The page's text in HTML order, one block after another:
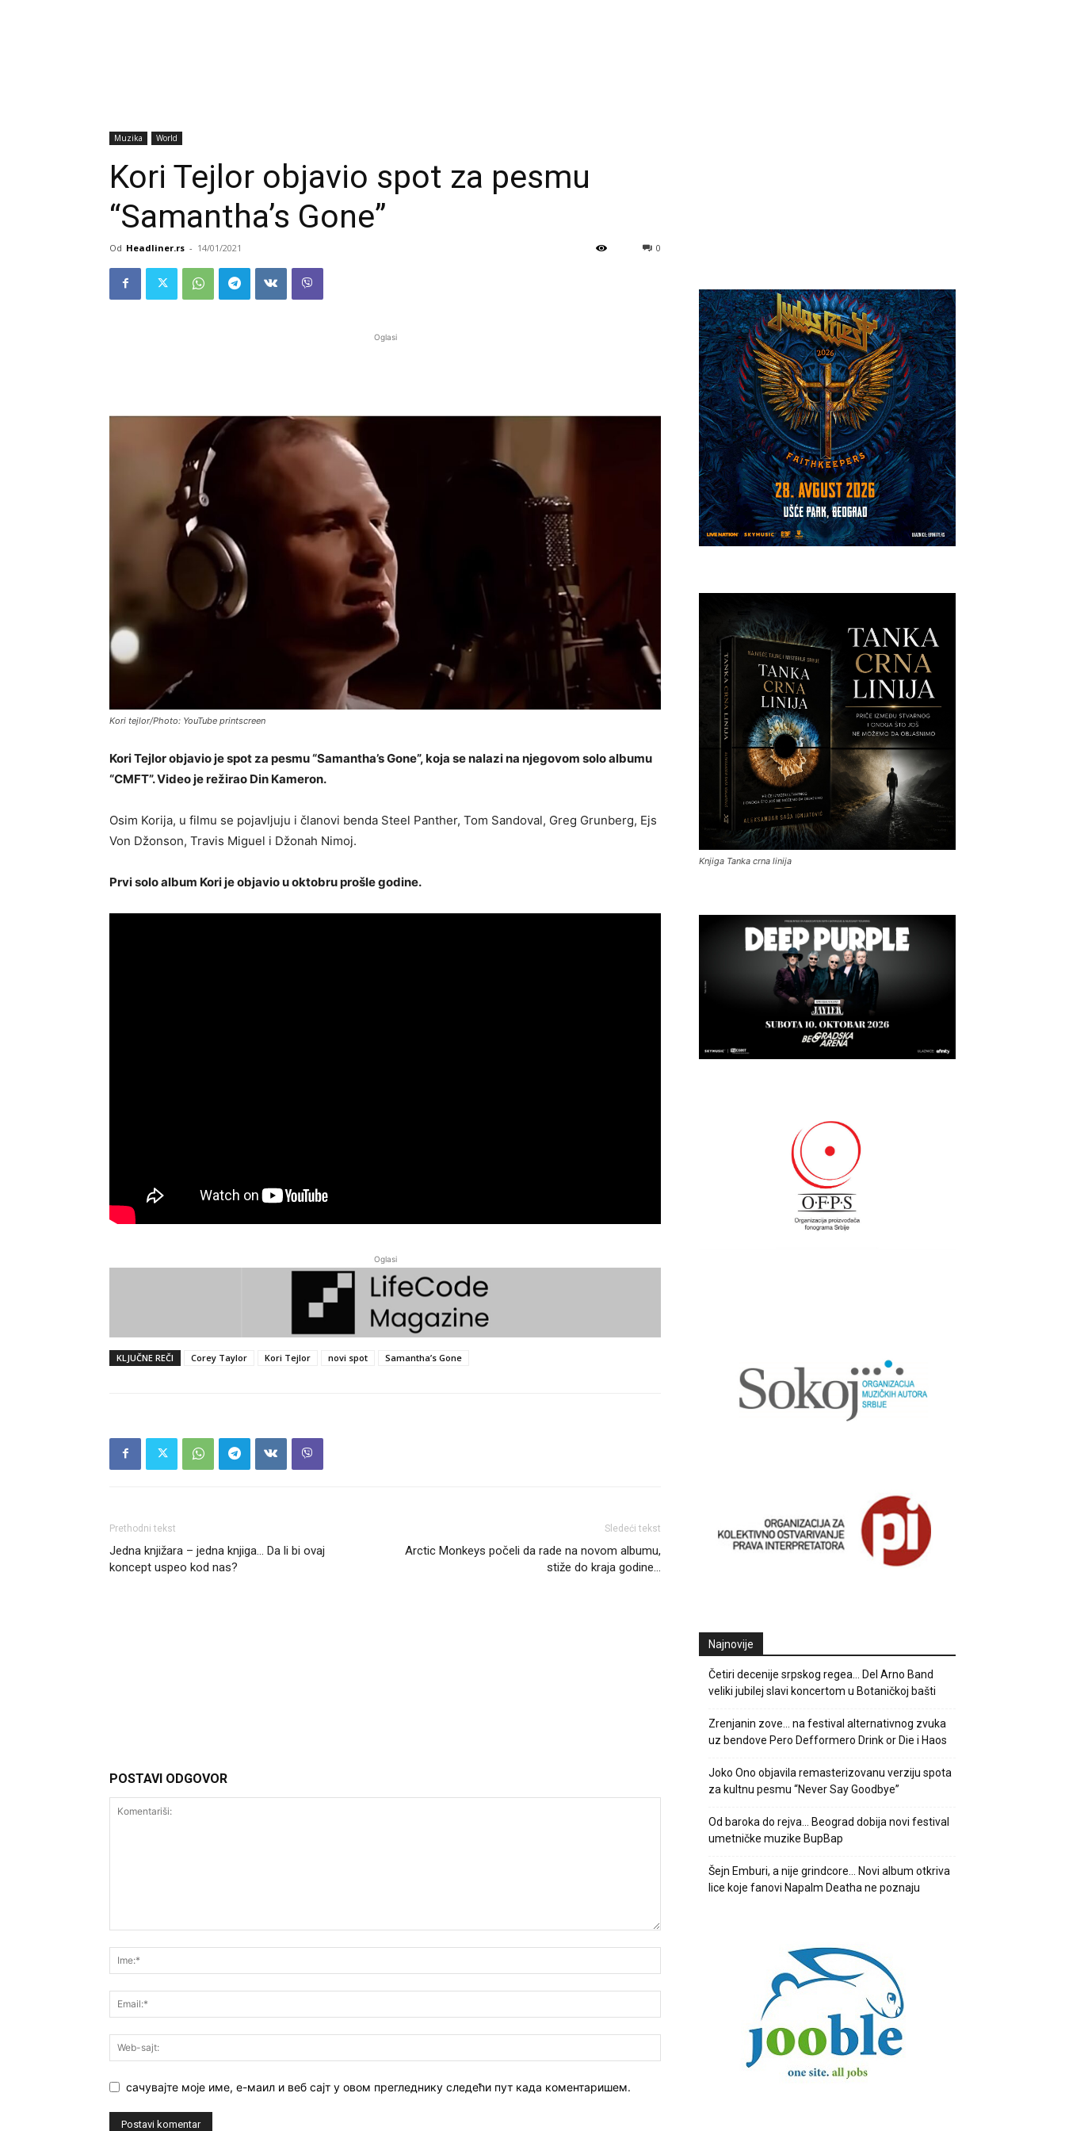
Muzika World
Kori Tejlor objavio spot za pesmu
“Samantha’s Gone”
Od Headliner.rs - 14/01/2021 0
Oglasi
Kori tejlor/Photo: YouTube printscreen
Kori Tejlor objavio je spot za pesmu “Samantha’s Gone”, koja se nalazi na njegovom solo albumu
“CMFT”. Video je režirao Din Kameron.
Osim Korija, u filmu se pojavljuju i članovi benda Steel Panther, Tom Sandoval, Greg Grunberg, Ejs
Von Džonson, Travis Miguel i Džonah Nimoj.
Prvi solo album Kori je objavio u oktobru prošle godine.
Oglasi
KLJUČNE REČI Corey Taylor Kori Tejlor novi spot Samantha’s Gone
Prethodni tekst
Jedna knjižara – jedna knjiga… Da li bi ovaj
koncept uspeo kod nas?
Sledeći tekst
Arctic Monkeys počeli da rade na novom albumu,
stiže do kraja godine…
POSTAVI ODGOVOR
сачувајте моје име, е-маил и веб сајт у овом прегледнику следећи пут када коментаришем.
Knjiga Tanka crna linija
Najnovije
Četiri decenije srpskog regea… Del Arno Band
veliki jubilej slavi koncertom u Botaničkoj bašti
Zrenjanin zove… na festival alternativnog zvuka
uz bendove Pero Defformero Drink or Die i Haos
Joko Ono objavila remasterizovanu verziju spota
za kultnu pesmu “Never Say Goodbye”
Od baroka do rejva… Beograd dobija novi festival
umetničke muzike BupBap
Šejn Emburi, a nije grindcore… Novi album otkriva
lice koje fanovi Napalm Deatha ne poznaju